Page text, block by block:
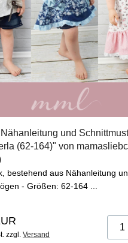
und
(62-164)" von
bestehend aus Nähanleitung
- Größen: 62-164 ...
zzgl. Versand